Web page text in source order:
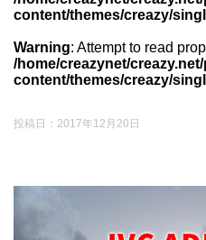
content/themes/creazy/
Warning: Attempt to read
/home/creazynet/
content/themes/creazy/
投稿日： 2017年12月20日